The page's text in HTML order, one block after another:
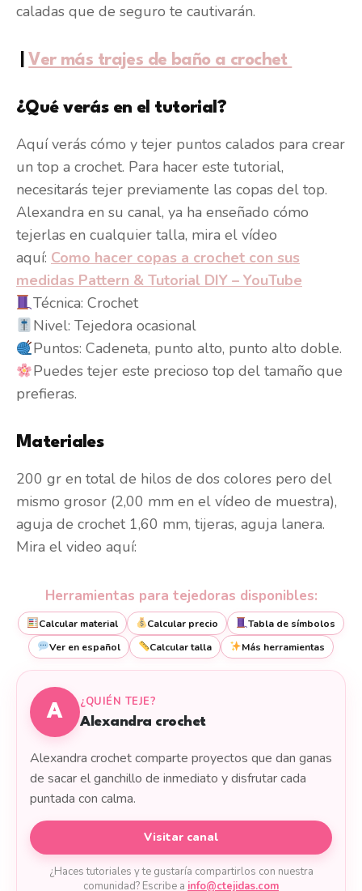
caladas que de seguro te cautivarán.
Ver más trajes de baño a crochet
¿Qué verás en el tutorial?
Aquí verás cómo y tejer puntos calados para crear
un top a crochet. Para hacer este tutorial,
necesitarás tejer previamente las copas del top.
Alexandra en su canal, ya ha enseñado cómo
tejerlas en cualquier talla, mira el vídeo
aquí: Como hacer copas a crochet con sus
medidas Pattern & Tutorial DIY – YouTube
Técnica: Crochet
Nivel: Tejedora ocasional
Puntos: Cadeneta, punto alto, punto alto doble.
Puedes tejer este precioso top del tamaño que
prefieras.
Materiales
200 gr en total de hilos de dos colores pero del
mismo grosor (2,00 mm en el vídeo de muestra),
aguja de crochet 1,60 mm, tijeras, aguja lanera.
Mira el video aquí:
Herramientas para tejedoras disponibles:
Calcular material Calcular precio
Tabla de símbolos
Ver en español
Calcular talla Más herramientas
A
¿QUIÉN TEJE?
Alexandra crochet
Alexandra crochet comparte proyectos que dan ganas
de sacar el ganchillo de inmediato y disfrutar cada
puntada con calma.
Visitar canal
¿Haces tutoriales y te gustaría compartirlos con nuestra
comunidad? Escribe a info@ctejidas.com